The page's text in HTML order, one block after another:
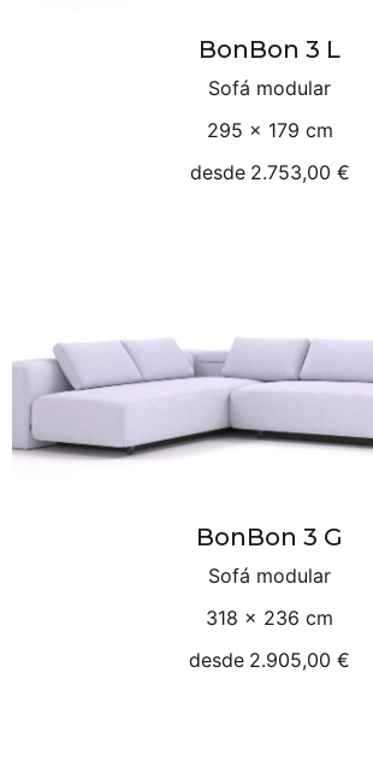
BonBon 3 L
Sofá modular
295 × 179 cm
desde 2.753,00 €
BonBon 3 G
Sofá modular
318 × 236 cm
desde 2.905,00 €